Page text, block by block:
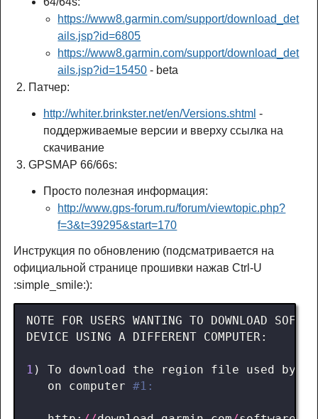
https://www8.garmin.com/support/download_det
ails.jsp?id=6805
https://www8.garmin.com/support/download_det
ails.jsp?id=15450 - beta
Патчер:
http://whiter.brinkster.net/en/Versions.shtml -
поддерживаемые версии и вверху ссылка на
скачивание
GPSMAP 66/66s:
Просто полезная информация:
http://www.gps-forum.ru/forum/viewtopic.php?
f=3&t=39295&start=170
Инструкция по обновлению (подсматривается на
официальной странице прошивки нажав Ctrl-U
:simple_smile:):
NOTE FOR USERS WANTING TO DOWNLOAD
DEVICE
USING A DIFFERENT COMPUTER:
1 ) To download the region file used by
on
computer #1: